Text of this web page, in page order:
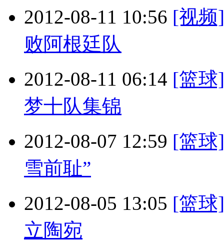
2012-08-11 10:56 [视频
败阿根廷队
2012-08-11 06:14 [篮球
梦十队集锦
2012-08-07 12:59 [篮球
雪前耻”
2012-08-05 13:05 [篮球
立陶宛